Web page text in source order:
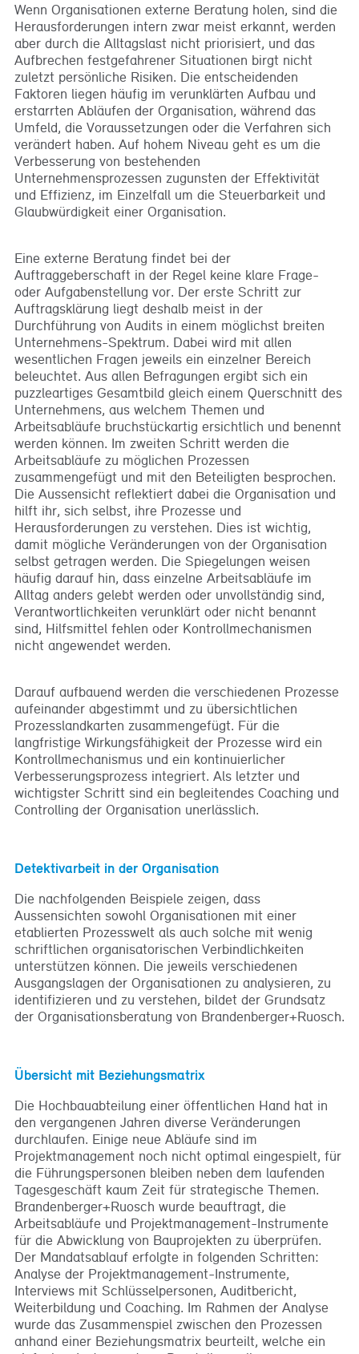
Wenn Organisationen externe Beratung holen, sind die
Herausforderungen intern zwar meist erkannt, werden
aber durch die Alltagslast nicht priorisiert, und das
Aufbrechen festgefahrener Situationen birgt nicht
zuletzt persönliche Risiken. Die entscheidenden
Faktoren liegen häufig im verunklärten Aufbau und
erstarrten Abläufen der Organisation, während das
Umfeld, die Voraussetzungen oder die Verfahren sich
verändert haben. Auf hohem Niveau geht es um die
Verbesserung von bestehenden
Unternehmensprozessen zugunsten der Effektivität
und Effizienz, im Einzelfall um die Steuerbarkeit und
Glaubwürdigkeit einer Organisation.
Eine externe Beratung findet bei der
Auftraggeberschaft in der Regel keine klare Frage-
oder Aufgabenstellung vor. Der erste Schritt zur
Auftragsklärung liegt deshalb meist in der
Durchführung von Audits in einem möglichst breiten
Unternehmens-Spektrum. Dabei wird mit allen
wesentlichen Fragen jeweils ein einzelner Bereich
beleuchtet. Aus allen Befragungen ergibt sich ein
puzzleartiges Gesamtbild gleich einem Querschnitt des
Unternehmens, aus welchem Themen und
Arbeitsabläufe bruchstückartig ersichtlich und benennt
werden können. Im zweiten Schritt werden die
Arbeitsabläufe zu möglichen Prozessen
zusammengefügt und mit den Beteiligten besprochen.
Die Aussensicht reflektiert dabei die Organisation und
hilft ihr, sich selbst, ihre Prozesse und
Herausforderungen zu verstehen. Dies ist wichtig,
damit mögliche Veränderungen von der Organisation
selbst getragen werden. Die Spiegelungen weisen
häufig darauf hin, dass einzelne Arbeitsabläufe im
Alltag anders gelebt werden oder unvollständig sind,
Verantwortlichkeiten verunklärt oder nicht benannt
sind, Hilfsmittel fehlen oder Kontrollmechanismen
nicht angewendet werden.
Darauf aufbauend werden die verschiedenen Prozesse
aufeinander abgestimmt und zu übersichtlichen
Prozesslandkarten zusammengefügt. Für die
langfristige Wirkungsfähigkeit der Prozesse wird ein
Kontrollmechanismus und ein kontinuierlicher
Verbesserungsprozess integriert. Als letzter und
wichtigster Schritt sind ein begleitendes Coaching und
Controlling der Organisation unerlässlich.
Detektivarbeit in der Organisation
Die nachfolgenden Beispiele zeigen, dass
Aussensichten sowohl Organisationen mit einer
etablierten Prozesswelt als auch solche mit wenig
schriftlichen organisatorischen Verbindlichkeiten
unterstützen können. Die jeweils verschiedenen
Ausgangslagen der Organisationen zu analysieren, zu
identifizieren und zu verstehen, bildet der Grundsatz
der Organisationsberatung von Brandenberger+Ruosch.
Übersicht mit Beziehungsmatrix
Die Hochbauabteilung einer öffentlichen Hand hat in
den vergangenen Jahren diverse Veränderungen
durchlaufen. Einige neue Abläufe sind im
Projektmanagement noch nicht optimal eingespielt, für
die Führungspersonen bleiben neben dem laufenden
Tagesgeschäft kaum Zeit für strategische Themen.
Brandenberger+Ruosch wurde beauftragt, die
Arbeitsabläufe und Projektmanagement-Instrumente
für die Abwicklung von Bauprojekten zu überprüfen.
Der Mandatsablauf erfolgte in folgenden Schritten:
Analyse der Projektmanagement-Instrumente,
Interviews mit Schlüsselpersonen, Auditbericht,
Weiterbildung und Coaching. Im Rahmen der Analyse
wurde das Zusammenspiel zwischen den Prozessen
anhand einer Beziehungsmatrix beurteilt, welche ein